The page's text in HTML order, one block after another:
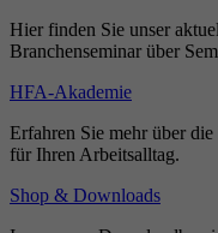
Hier finden Sie unser
Branchenseminar über
HFA-Akademie
Erfahren Sie mehr über
für Ihren Arbeitsalltag.
Shop & Downloads